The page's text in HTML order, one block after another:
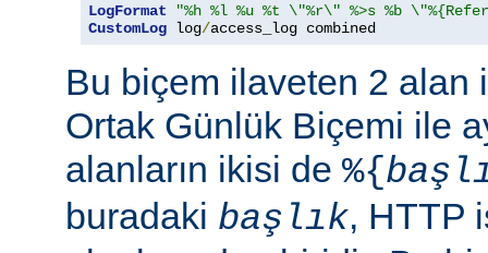
LogFormat
"%h %l %u %t \"%r\" %>s %b
CustomLog log/access_log combined
Bu biçem ilaveten 2 alan
Ortak Günlük Biçemi ile
alanların ikisi de %{
buradaki başlık, HTTP